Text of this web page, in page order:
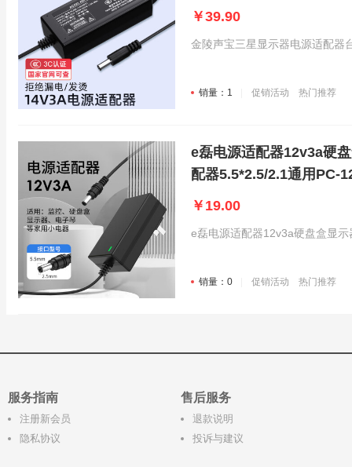
￥39.90
金陵声宝三星显示器电源适配器
销量：1 促销活动 热门推荐
e磊电源适配器12v3a硬
配器5.5*2.5/2.1通用PC-
￥19.00
e磊电源适配器12v3a硬盘盒显
销量：0 促销活动 热门推荐
服务指南
注册新会员
隐私协议
售后服务
退款说明
投诉与建议